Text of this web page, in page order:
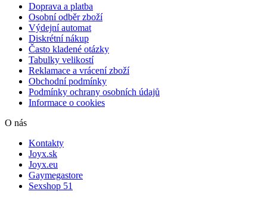
Doprava a platba
Osobní odběr zboží
Výdejní automat
Diskrétní nákup
Často kladené otázky
Tabulky velikostí
Reklamace a vrácení zboží
Obchodní podmínky
Podmínky ochrany osobních údajů
Informace o cookies
O nás
Kontakty
Joyx.sk
Joyx.eu
Gaymegastore
Sexshop 51